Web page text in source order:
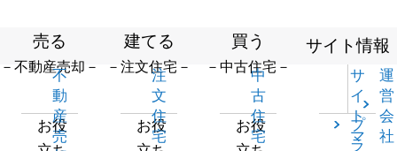
売る
－不動産売却－
不
動
産
売
お役
建てる
－注文住宅－
注
文
住
宅
お役
買う
－中古住宅－
中
古
住
宅
お役
サイト情報
サ
イ
ト
マ
運
営
会
社
プ
ラ